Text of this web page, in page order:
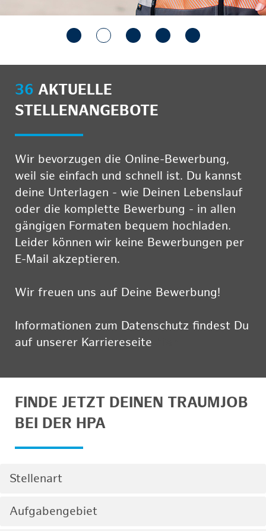
36 AKTUELLE
STELLENANGEBOTE
Wir bevorzugen die Online-Bewerbung,
weil sie einfach und schnell ist. Du kannst
deine Unterlagen - wie Deinen Lebenslauf
oder die komplette Bewerbung - in allen
gängigen Formaten bequem hochladen.
Leider können wir keine Bewerbungen per
E-Mail akzeptieren.
Wir freuen uns auf Deine Bewerbung!
Informationen zum Datenschutz findest Du
auf unserer Karriereseite
FINDE JETZT DEINEN TRAUMJOB
BEI DER HPA
Stellenart
Aufgabengebiet